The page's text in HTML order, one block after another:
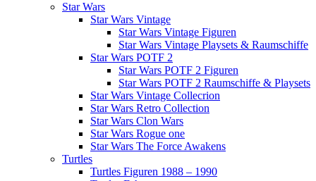
Star Wars
Star Wars Vintage
Star Wars Vintage Figuren
Star Wars Vintage Playsets & Raumschiffe
Star Wars POTF 2
Star Wars POTF 2 Figuren
Star Wars POTF 2 Raumschiffe & Playsets
Star Wars Vintage Collecrion
Star Wars Retro Collection
Star Wars Clon Wars
Star Wars Rogue one
Star Wars The Force Awakens
Turtles
Turtles Figuren 1988 – 1990